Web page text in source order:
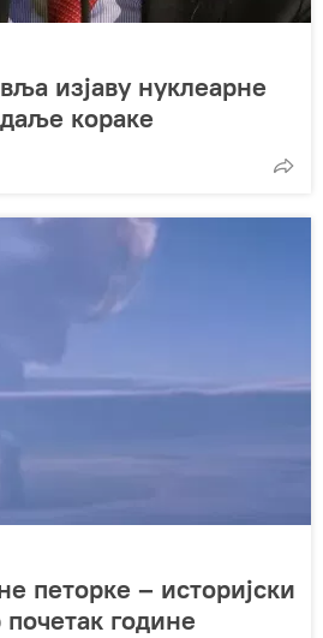
изјаву нуклеарне
кораке
петорке – историјски
године